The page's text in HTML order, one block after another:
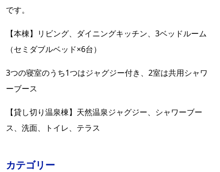
です。
【本棟】リビング、ダイニングキッチン、3ベッドルーム
（セミダブルベッド×6台）
3つの寝室のうち1つはジャグジー付き、2室は共用シャワ
ーブース
【貸し切り温泉棟】天然温泉ジャグジー、シャワーブー
ス、洗面、トイレ、テラス
カテゴリー